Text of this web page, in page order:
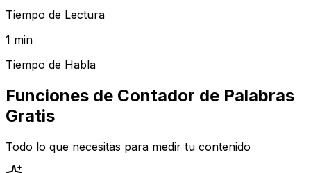
Tiempo de Lectura
1 min
Tiempo de Habla
Funciones de Contador de Palabras
Gratis
Todo lo que necesitas para medir tu contenido